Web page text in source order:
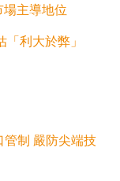
主導地位
利大於弊」
制 嚴防尖端技